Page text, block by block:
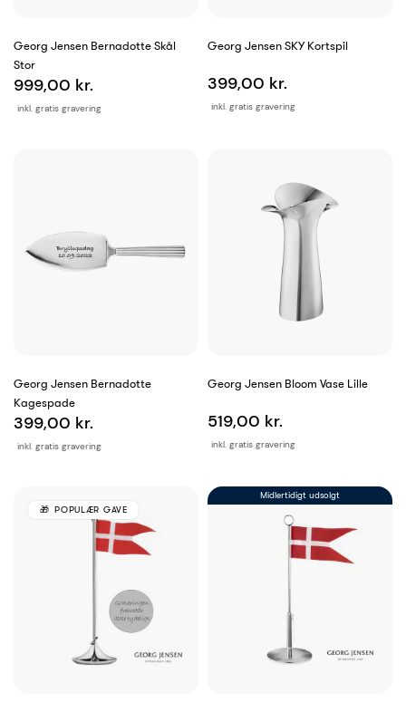
Georg Jensen Bernadotte Skål
Stor
inkl. gratis gravering
999,00 kr.
Georg Jensen SKY Kortspil
inkl. gratis gravering
399,00 kr.
Georg Jensen Bernadotte
Kagespade
inkl. gratis gravering
399,00 kr.
Georg Jensen Bloom Vase Lille
inkl. gratis gravering
519,00 kr.
POPULÆR GAVE
Midlertidigt udsolgt